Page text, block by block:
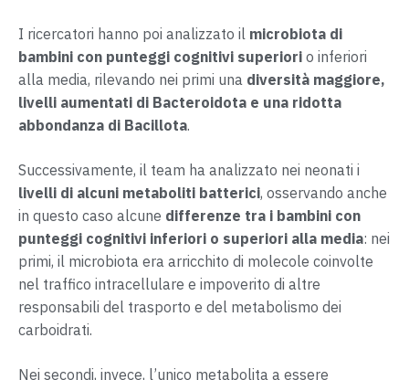
I ricercatori hanno poi analizzato il microbiota di
bambini con punteggi cognitivi superiori o inferiori
alla media, rilevando nei primi una diversità maggiore,
livelli aumentati di Bacteroidota e una ridotta
abbondanza di Bacillota.
Successivamente, il team ha analizzato nei neonati i
livelli di alcuni metaboliti batterici, osservando anche
in questo caso alcune differenze tra i bambini con
punteggi cognitivi inferiori o superiori alla media: nei
primi, il microbiota era arricchito di molecole coinvolte
nel traffico intracellulare e impoverito di altre
responsabili del trasporto e del metabolismo dei
carboidrati.
Nei secondi, invece, l’unico metabolita a essere